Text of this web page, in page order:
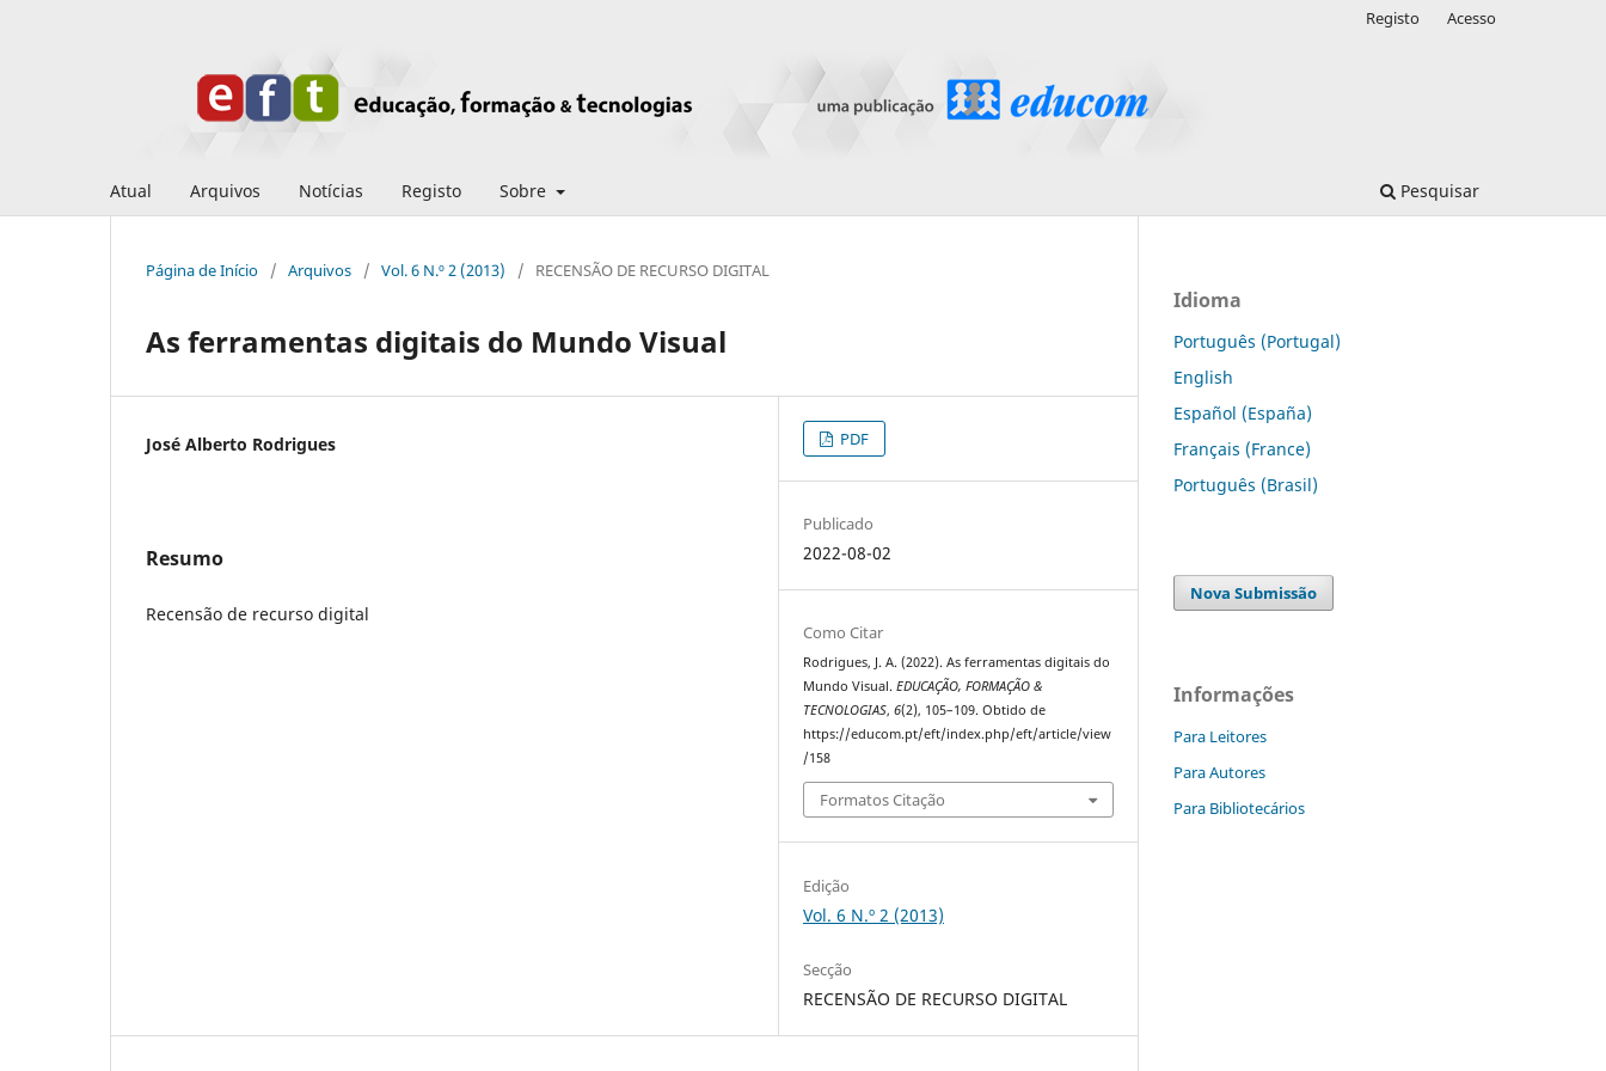
Atual Arquivos Notícias Registo Sobre Pesquisar
Registo Acesso
Página de Início / Arquivos / Vol. 6 N.º 2 (2013) / RECENSÃO DE RECURSO DIGITAL
As ferramentas digitais do Mundo Visual
José Alberto Rodrigues
Resumo
Recensão de recurso digital
PDF
Publicado
2022-08-02
Como Citar
Rodrigues, J. A. (2022). As ferramentas digitais do
Mundo Visual.EDUCAÇÃO, FORMAÇÃO &
TECNOLOGIAS,6(2), 105–109. Obtido de
https://educom.pt/eft/index.php/eft/article/view
/158
Formatos Citação
Edição
Vol. 6 N.º 2 (2013)
Secção
RECENSÃO DE RECURSO DIGITAL
Idioma
Português (Portugal)
English
Español (España)
Français (France)
Português (Brasil)
Nova Submissão
Informações
Para Leitores
Para Autores
Para Bibliotecários